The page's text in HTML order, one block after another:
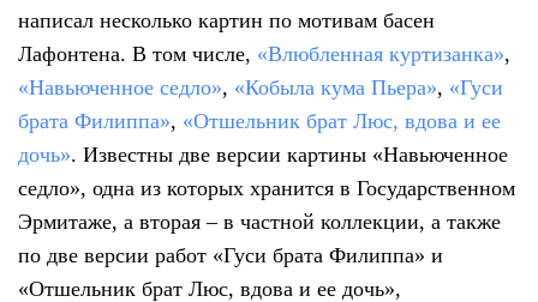
написал несколько картин по мотивам басен
Лафонтена. В том числе, «Влюбленная куртизанка»,
«Навьюченное седло», «Кобыла кума Пьера», «Гуси
брата Филиппа», «Отшельник брат Люс, вдова и ее
дочь». Известны две версии картины «Навьюченное
седло», одна из которых хранится в Государственном
Эрмитаже, а вторая – в частной коллекции, а также
по две версии работ «Гуси брата Филиппа» и
«Отшельник брат Люс, вдова и ее дочь»,